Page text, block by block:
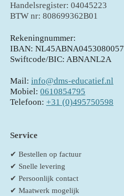
Handelsregister: 04045223
BTW nr: 808699362B01
Rekeningnummer:
IBAN: NL45ABNA0453080057
Swiftcode/BIC: ABNANL2A
Mail: info@dms-educatief.nl
Mobiel: 0610854795
Telefoon: +31 (0)495750598
Service
✔ Bestellen op factuur
✔ Snelle levering
✔ Persoonlijk contact
✔ Maatwerk mogelijk